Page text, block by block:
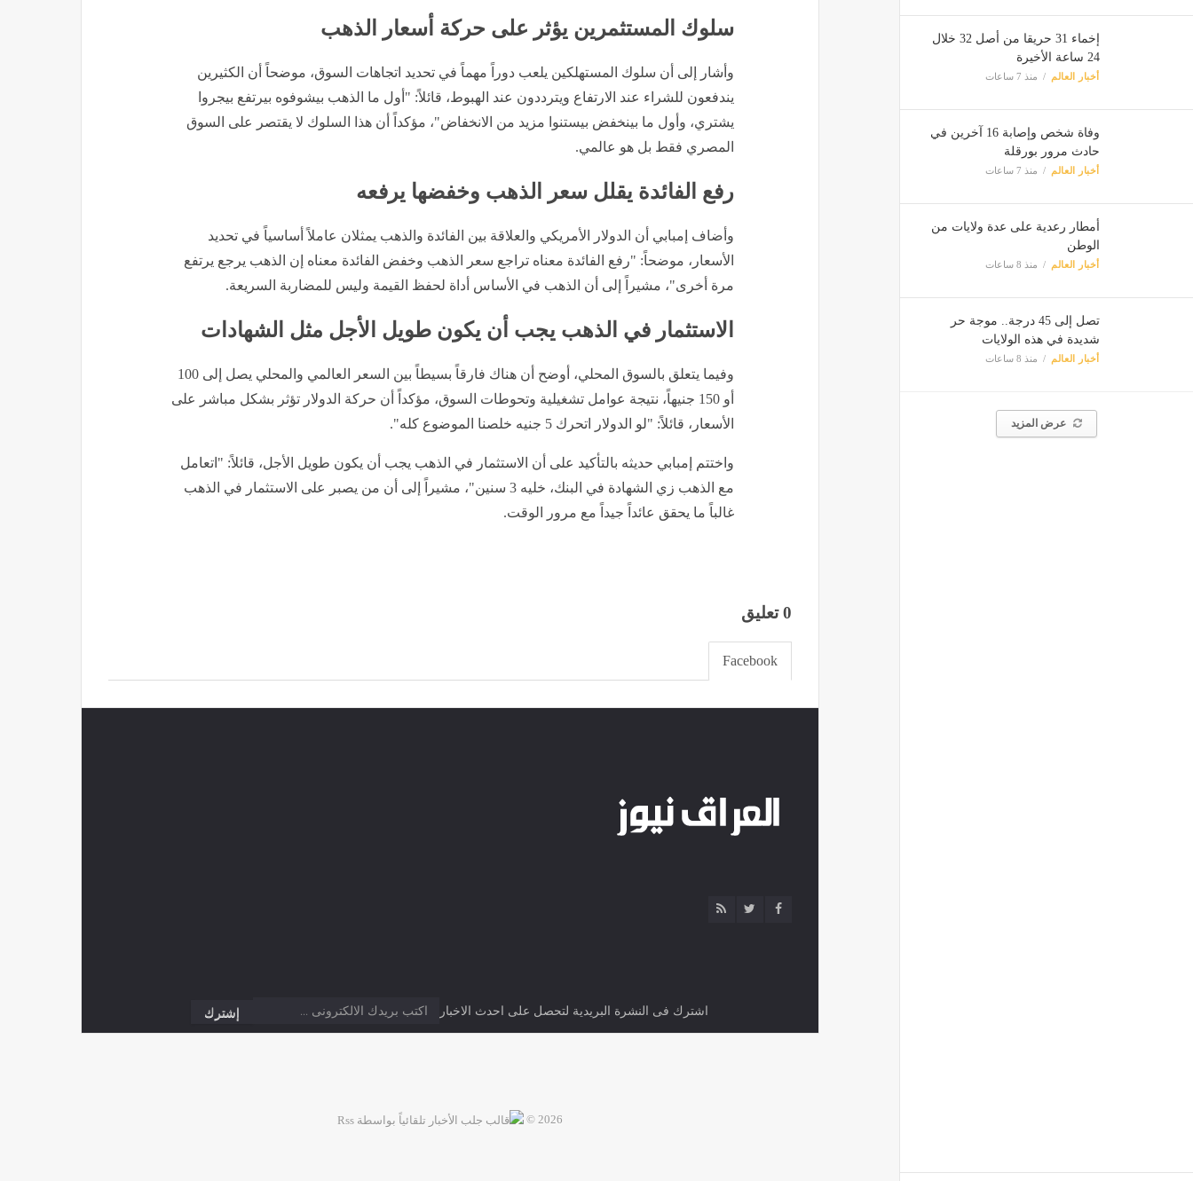
إخماء 31 حريقا من أصل 32 خلال
24 ساعة الأخيرة
أخبار العالم منذ 7 ساعات
وفاة شخص وإصابة 16 آخرين في
حادث مرور بورقلة
أخبار العالم منذ 7 ساعات
أمطار رعدية على عدة ولايات من
الوطن
أخبار العالم منذ 8 ساعات
تصل إلى 45 درجة.. موجة حر
شديدة في هذه الولايات
أخبار العالم منذ 8 ساعات
عرض المزيد
سلوك المستثمرين يؤثر على حركة أسعار الذهب
وأشار إلى أن سلوك المستهلكين يلعب دوراً مهماً في تحديد اتجاهات السوق، موضحاً أن الكثيرين
يندفعون للشراء عند الارتفاع ويترددون عند الهبوط، قائلاً: "أول ما الذهب بيشوفوه بيرتفع بيجروا
يشتري، وأول ما بينخفض بيستنوا مزيد من الانخفاض"، مؤكداً أن هذا السلوك لا يقتصر على السوق
المصري فقط بل هو عالمي.
رفع الفائدة يقلل سعر الذهب وخفضها يرفعه
وأضاف إمبابي أن الدولار الأمريكي والعلاقة بين الفائدة والذهب يمثلان عاملاً أساسياً في تحديد
الأسعار، موضحاً: "رفع الفائدة معناه تراجع سعر الذهب وخفض الفائدة معناه إن الذهب يرجع يرتفع
مرة أخرى"، مشيراً إلى أن الذهب في الأساس أداة لحفظ القيمة وليس للمضاربة السريعة.
الاستثمار في الذهب يجب أن يكون طويل الأجل مثل الشهادات
وفيما يتعلق بالسوق المحلي، أوضح أن هناك فارقاً بسيطاً بين السعر العالمي والمحلي يصل إلى 100
أو 150 جنيهاً، نتيجة عوامل تشغيلية وتحوطات السوق، مؤكداً أن حركة الدولار تؤثر بشكل مباشر على
الأسعار، قائلاً: "لو الدولار اتحرك 5 جنيه خلصنا الموضوع كله".
واختتم إمبابي حديثه بالتأكيد على أن الاستثمار في الذهب يجب أن يكون طويل الأجل، قائلاً: "اتعامل
مع الذهب زي الشهادة في البنك، خليه 3 سنين"، مشيراً إلى أن من يصبر على الاستثمار في الذهب
غالباً ما يحقق عائداً جيداً مع مرور الوقت.
0 تعليق
Facebook
اشترك فى النشرة البريدية لتحصل على احدث الاخبار
2026 ©